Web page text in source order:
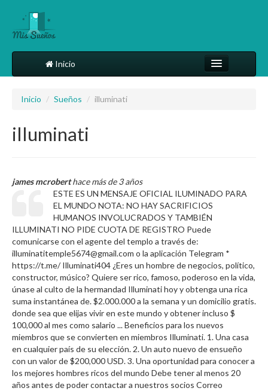
Inicio
Más
Inicio / Sueños / illuminati
illuminati
james mcroberthace más de 3 años
ESTE ES UN MENSAJE OFICIAL ILUMINADO PARA
EL MUNDO NOTA: NO HAY SACRIFICIOS
HUMANOS INVOLUCRADOS Y TAMBIÉN
ILLUMINATI NO PIDE CUOTA DE REGISTRO Puede
comunicarse con el agente del templo a través de:
illuminatitemple5674@gmail.com o la aplicación Telegram *
https://t.me/ Illuminati404 ¿Eres un hombre de negocios, político,
constructor, músico? Quiere ser rico, famoso, poderoso en la vida,
únase al culto de la hermandad Illuminati hoy y obtenga una rica
suma instantánea de. $2.000.000 a la semana y un domicilio gratis.
donde sea que elijas vivir en este mundo y obtener incluso $
100,000 al mes como salario ... Beneficios para los nuevos
miembros que se convierten en miembros Illuminati. 1. Una casa
en cualquier país de su elección. 2. Un auto nuevo de ensueño
con un valor de $200,000 USD. 3. Una oportunidad para conocer a
los mejores hombres ricos del mundo Debe tener al menos 20
años antes de poder contactar a nuestros socios Correo